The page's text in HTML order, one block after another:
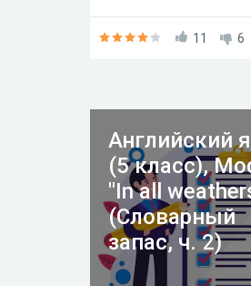
11 6
Английский
(5 класс),
"In all
(Словарный
запас, ч. 2)